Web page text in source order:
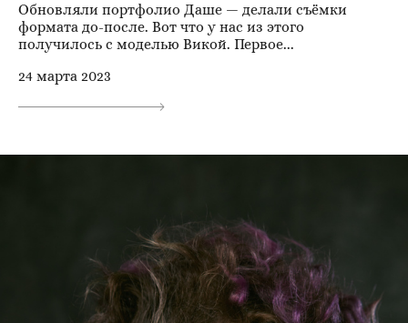
Обновляли портфолио Даше — делали съёмки
формата до-после. Вот что у нас из этого
получилось с моделью Викой. Первое...
24 марта 2023